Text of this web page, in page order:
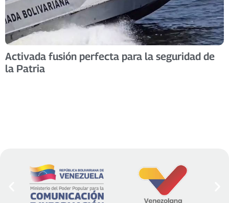
Activada fusión perfecta para la seguridad de
la Patria